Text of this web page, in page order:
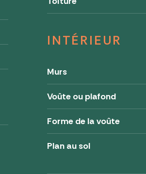
INTÉRIEUR
Murs
Voûte ou plafond
Forme de la voûte
Plan au sol